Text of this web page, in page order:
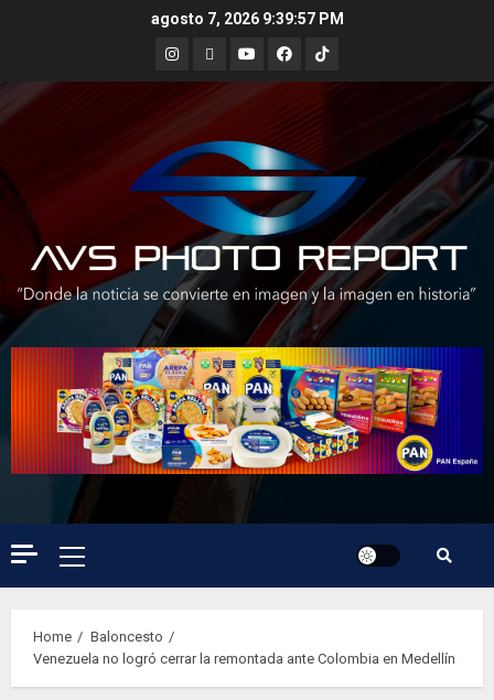
agosto 7, 2026 9:39:58 PM
Instagram
X YoutubeFacebook
TikTok
Primary
Menu
Home
Baloncesto
Venezuela no logró cerrar la remontada ante Colombia en Medellín